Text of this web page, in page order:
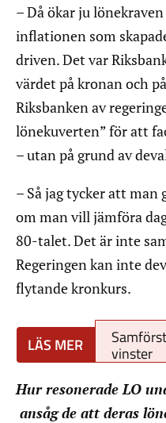
– Då ökar ju
inflationen som
driven. Det var
värdet på kronan och
Riksbanken av
lönekuverten” för att
– utan på grund av
– Så jag tycker att
om man vill jämföra
80-talet. Det är inte
Regeringen kan inte
flytande kronkurs.
vinster
Hur resonerade LO
ansåg de att deras